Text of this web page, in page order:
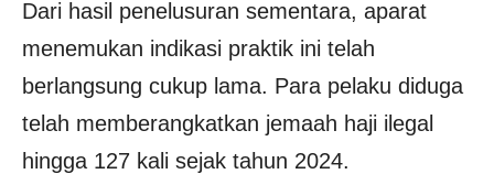
Dari hasil penelusuran sementara, aparat
menemukan indikasi praktik ini telah
berlangsung cukup lama. Para pelaku diduga
telah memberangkatkan jemaah haji ilegal
hingga 127 kali sejak tahun 2024.